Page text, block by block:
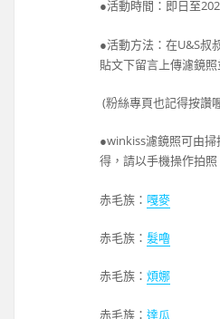
●活動時間：即日至
●活動方法：在U&S叔
貼文下留言上傳濾鏡
(粉絲專頁也記得按讚
●winkiss濾鏡照可由
得，請以手機操作拍照
赤毛族： 嘎麥
赤毛族：髮嚕
赤毛族：煩娜
赤毛族：達瓜